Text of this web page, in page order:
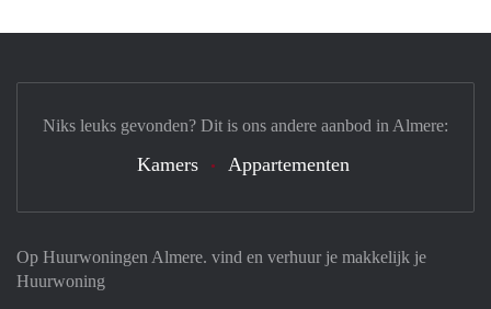
Op Huurwoningen Almere. vind en verhuur je makkelijk je
Huurwoning
Niks leuks gevonden? Dit is ons andere aanbod in Almere:
Kamers Appartementen